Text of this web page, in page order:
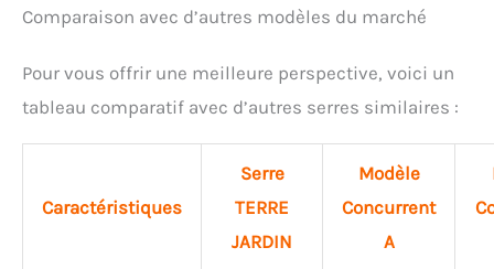
Comparaison avec d’autres modèles du marché
Pour vous offrir une meilleure perspective, voici un
tableau comparatif avec d’autres serres similaires :
Caractéristiques
Serre
TERRE
JARDIN
Modèle
Concurrent
A